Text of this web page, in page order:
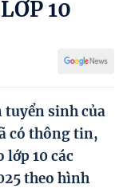
dân tộc
10
sinh của
có thông tin,
lớp 10 các
theo hình